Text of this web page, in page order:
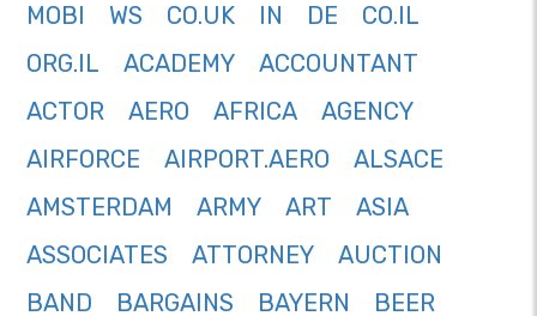
MOBI
WS CO.UK IN DE
CO.IL
ORG.IL
ACADEMY
ACCOUNTANT
ACTOR
AERO AFRICA
AGENCY
AIRFORCE
AIRPORT.AERO
ALSACE
AMSTERDAM
ARMY ART
ASIA
ASSOCIATES
ATTORNEY
AUCTION
BAND
BARGAINS BAYERN
BEER